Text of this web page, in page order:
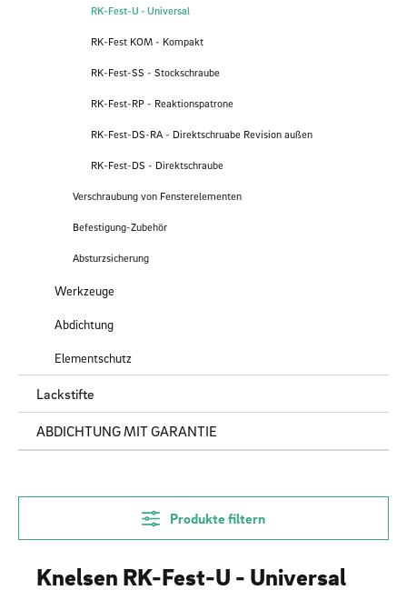
RK-Fest-U - Universal
RK-Fest KOM - Kompakt
RK-Fest-SS - Stockschraube
RK-Fest-RP - Reaktionspatrone
RK-Fest-DS-RA - Direktschruabe Revision außen
RK-Fest-DS - Direktschraube
Verschraubung von Fensterelementen
Befestigung-Zubehör
Absturzsicherung
Werkzeuge
Abdichtung
Elementschutz
Lackstifte
ABDICHTUNG MIT GARANTIE
Produkte filtern
Knelsen RK-Fest-U - Universal